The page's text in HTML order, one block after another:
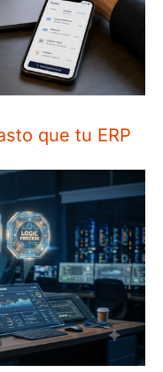
que tu ERP